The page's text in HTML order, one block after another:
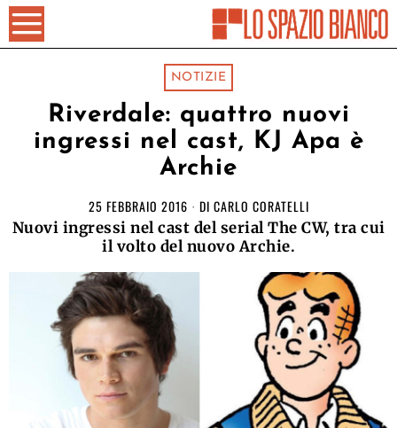
NOTIZIE
Riverdale: quattro nuovi
ingressi nel cast, KJ Apa è
Archie
25 FEBBRAIO 2016 DI CARLO CORATELLI
Nuovi ingressi nel cast del serial The CW, tra cui
il volto del nuovo Archie.